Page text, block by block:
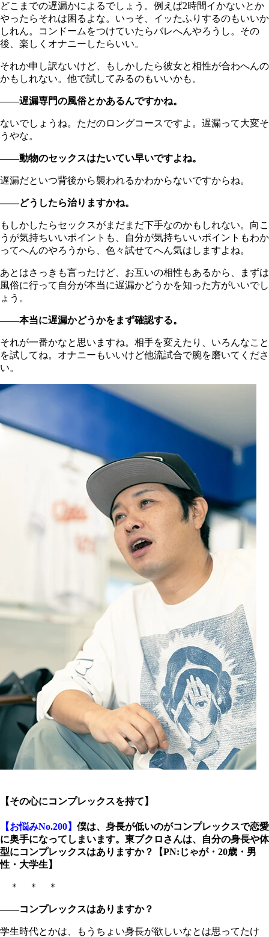
どこまでの遅漏かによるでしょう。例えば2時間イかないとか
やったらそれは困るよな。いっそ、イッたふりするのもいいか
しれん。コンドームをつけていたらバレへんやろうし。その
後、楽しくオナニーしたらいい。
それか申し訳ないけど、もしかしたら彼女と相性が合わへんの
かもしれない。他で試してみるのもいいかも。
――遅漏専門の風俗とかあるんですかね。
ないでしょうね。ただのロングコースですよ。遅漏って大変そ
うやな。
――動物のセックスはたいてい早いですよね。
遅漏だといつ背後から襲われるかわからないですからね。
――どうしたら治りますかね。
もしかしたらセックスがまだまだ下手なのかもしれない。向こ
うが気持ちいいポイントも、自分が気持ちいいポイントもわか
ってへんのやろうから、色々試せてへん気はしますよね。
あとはさっきも言ったけど、お互いの相性もあるから、まずは
風俗に行って自分が本当に遅漏かどうかを知った方がいいでし
ょう。
――本当に遅漏かどうかをまず確認する。
それが一番かなと思いますね。相手を変えたり、いろんなこと
を試してね。オナニーもいいけど他流試合で腕を磨いてくださ
い。
【その心にコンプレックスを持て】
【お悩みNo.200】 僕は、身長が低いのがコンプレックスで恋愛
に奥手になってしまいます。東ブクロさんは、自分の身長や体
型にコンプレックスはありますか？【PN:じゃが・20歳・男
性・大学生】
＊ ＊ ＊
――コンプレックスはありますか？
学生時代とかは、もうちょい身長が欲しいなとは思ってたけ